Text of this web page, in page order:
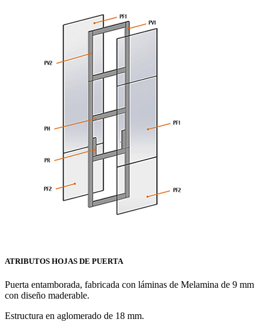
ATRIBUTOS HOJAS DE PUERTA
Puerta entamborada, fabricada con láminas de Melamina de 9 mm
con diseño maderable.
Estructura en aglomerado de 18 mm.